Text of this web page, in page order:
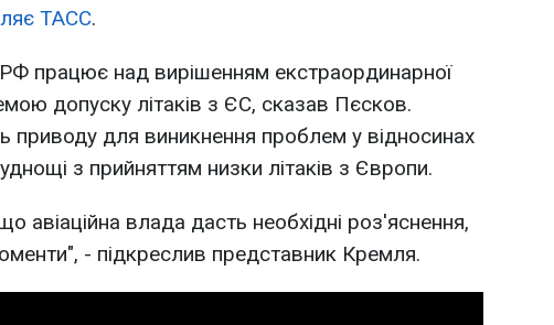
ТАСС.
працює над вирішенням екстраординарної
допуску літаків з ЄС, сказав Пєсков.
приводу для виникнення проблем у відносинах
з прийняттям низки літаків з Європи.
авіаційна влада дасть необхідні роз'яснення,
- підкреслив представник Кремля.